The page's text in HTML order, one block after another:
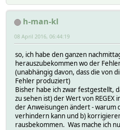
h-man-kl
08 April 2016, 06:44:19
so, ich habe den ganzen
herauszubekommen wo der
(unabhängig davon, dass die von
Fehler produziert)
Bisher habe ich zwar festgestellt,
zu sehen ist) der Wert von
der Anweisungen ändert - warum
verhindern kann und b)
rausbekommen. Was mache ich